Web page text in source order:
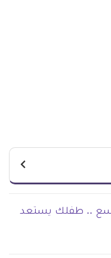
.. طفلك يستعد